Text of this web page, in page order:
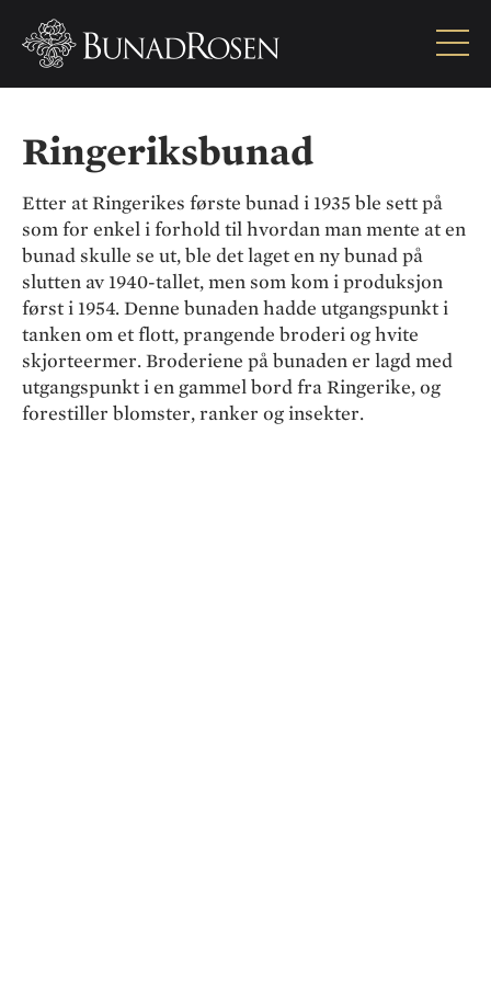
Ringeriksbunad
Etter at Ringerikes første bunad i 1935 ble sett på
som for enkel i forhold til hvordan man mente at en
bunad skulle se ut, ble det laget en ny bunad på
slutten av 1940-tallet, men som kom i produksjon
først i 1954. Denne bunaden hadde utgangspunkt i
tanken om et flott, prangende broderi og hvite
skjorteermer. Broderiene på bunaden er lagd med
utgangspunkt i en gammel bord fra Ringerike, og
forestiller blomster, ranker og insekter.